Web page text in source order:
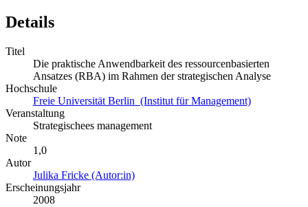
Details
Titel
Die praktische Anwendbarkeit des ressourcenbasierten
Ansatzes (RBA) im Rahmen der strategischen Analyse
Hochschule
Freie Universität Berlin (Institut für Management)
Veranstaltung
Strategischees management
Note
1,0
Autor
Julika Fricke (Autor:in)
Erscheinungsjahr
2008